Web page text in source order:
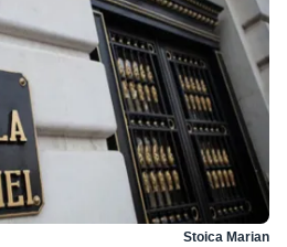
Stoica Marian